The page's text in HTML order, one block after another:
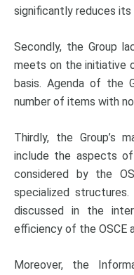
significantly reduces
Secondly, the Group
meets on the initiative
basis. Agenda of the
number of items with
Thirdly, the Group’s
include the aspects of
considered by the
specialized
discussed in the
efficiency of the OSCE
Moreover, the